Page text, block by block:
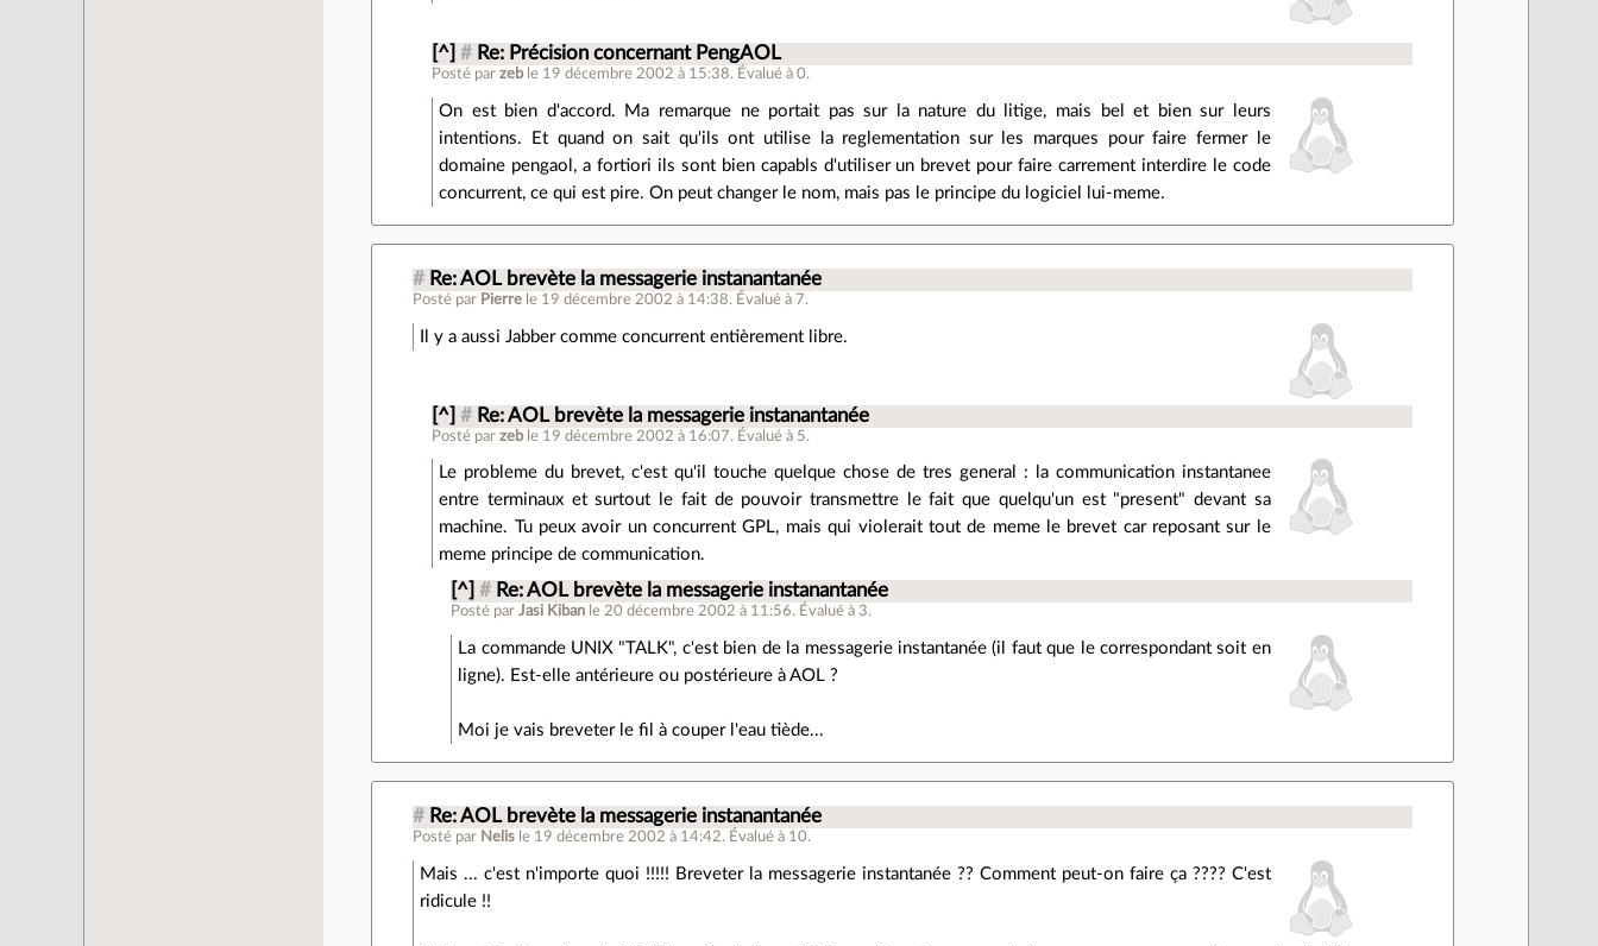
[^] # Re: Précision concernant PengAOL
Posté parzeb le 19 décembre 2002 à 15:38. Évalué à0.
On est bien d'accord. Ma remarque ne portait pas sur la nature du litige, mais bel et bien sur leurs
intentions. Et quand on sait qu'ils ont utilise la reglementation sur les marques pour faire fermer le
domaine pengaol, a fortiori ils sont bien capabls d'utiliser un brevet pour faire carrement interdire le code
concurrent, ce qui est pire. On peut changer le nom, mais pas le principe du logiciel lui-meme.
# Re: AOL brevète la messagerie instanantanée
Posté par Pierre le 19 décembre 2002 à 14:38. Évalué à7.
Il y a aussi Jabber comme concurrent entièrement libre.
[^] # Re: AOL brevète la messagerie instanantanée
Posté parzeb le 19 décembre 2002 à 16:07. Évalué à 5.
Le probleme du brevet, c'est qu'il touche quelque chose de tres general : la communication instantanee
entre terminaux et surtout le fait de pouvoir transmettre le fait que quelqu'un est "present" devant sa
machine. Tu peux avoir un concurrent GPL, mais qui violerait tout de meme le brevet car reposant sur le
meme principe de communication.
[^] # Re: AOL brevète la messagerie instanantanée
Posté parJasi Kiban le 20 décembre 2002 à 11:56. Évalué à 3.
La commande UNIX "TALK", c'est bien de la messagerie instantanée (il faut que le correspondant soit en
ligne). Est-elle antérieure ou postérieure à AOL ?
Moi je vais breveter le fil à couper l'eau tiède...
# Re: AOL brevète la messagerie instanantanée
Posté par Nelis le 19 décembre 2002 à 14:42. Évalué à 10.
Mais ... c'est n'importe quoi !!!!! Breveter la messagerie instantanée ?? Comment peut-on faire ça ???? C'est
ridicule !!